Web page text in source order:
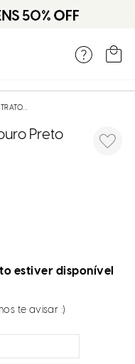
BOTA COTURNO TRATORADO COURO PRETO METAIS
Preto
estiver disponível
te avisar :)